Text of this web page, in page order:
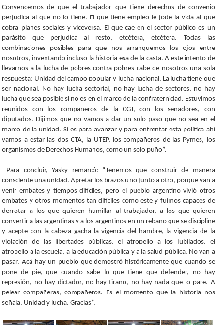
Convencernos de que el trabajador que tiene derechos de convenio
perjudica al que no lo tiene. El que tiene empleo le jode la vida al que
cobra planes sociales y viceversa. El que cae en el sector público es un
parásito que perjudica al resto, etcétera, etcétera. Todas las
combinaciones posibles para que nos arranquemos los ojos entre
nosotros, inventando incluso la historia esa de la casta. A este intento de
llevarnos a la lucha de pobres contra pobres cabe de nosotros una sola
respuesta: Unidad del campo popular y lucha nacional. La lucha tiene que
ser nacional. No hay lucha sectorial, no hay lucha de sectores, no hay
lucha que sea posible si no es en el marco de la confraternidad. Estuvimos
reunidos con los compañeros de la CGT, con los senadores, con
diputados. Dijimos que no vamos a dar un solo paso que no sea en el
marco de la unidad. Si es para avanzar y para enfrentar esta política ahí
vamos a estar las dos CTA, la UTEP, los compañeros de las Pymes, los
organismos de Derechos Humanos, como un solo puño”.
Para concluir, Yasky remarcó: “Tenemos que construir de manera
consciente una unidad. Apretar los brazos uno junto a otro, porque van a
venir embates y tiempos difíciles, pero el pueblo argentino vivió otros
embates y otros momentos tan difíciles como este y fuimos capaces de
derrotar a los que quieren humillar al trabajador, a los que quieren
convertir a las argentinas y a los argentinos en un rebaño que se discipline
y acepte con la cabeza gacha la vigencia del hambre, la vigencia de la
violación de las libertades públicas, el atropello a los jubilados, el
atropello a la escuela, a la educación pública y a la salud pública. No van a
pasar. Acá hay un pueblo que demostró históricamente que cuando se
pone de pie, que cuando sabe lo que tiene que defender, no hay
represión, no hay dictador, no hay tirano, no hay nada que lo pare. A
pelear compañeras, compañeros. Es el momento que la historia nos
señala. Unidad y lucha. Gracias”.